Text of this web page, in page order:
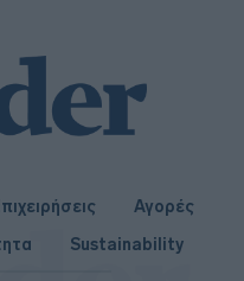
Αγορές
Sustainability